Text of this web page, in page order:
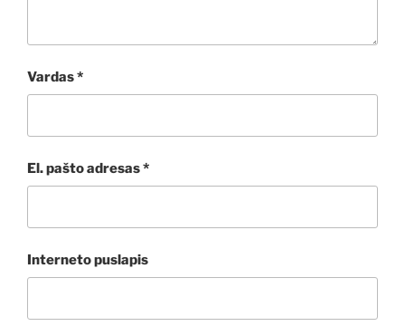
Vardas*
El. pašto adresas*
Interneto puslapis